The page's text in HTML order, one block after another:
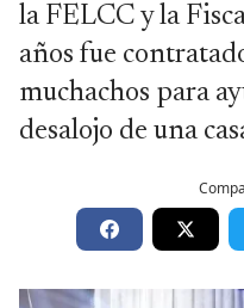
la FELCC y la
años fue
muchachos para
desalojo de una